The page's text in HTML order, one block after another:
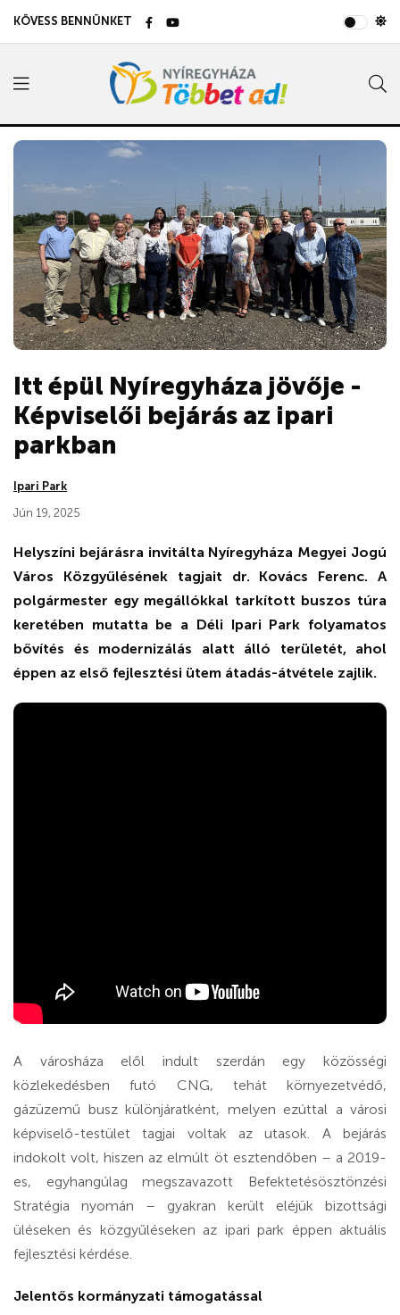
KÖVESS BENNÜNKET
Itt épül Nyíregyháza jövője -
Képviselői bejárás az ipari
parkban
Ipari Park
Jún 19, 2025
Helyszíni bejárásra invitálta Nyíregyháza Megyei Jogú
Város Közgyűlésének tagjait dr. Kovács Ferenc. A
polgármester egy megállókkal tarkított buszos túra
keretében mutatta be a Déli Ipari Park folyamatos
bővítés és modernizálás alatt álló területét, ahol
éppen az első fejlesztési ütem átadás-átvétele zajlik.
A városháza elől indult szerdán egy közösségi
közlekedésben futó CNG, tehát környezetvédő,
gázüzemű busz különjáratként, melyen ezúttal a városi
képviselő-testület tagjai voltak az utasok. A bejárás
indokolt volt, hiszen az elmúlt öt esztendőben – a 2019-
es, egyhangúlag megszavazott Befektetésösztönzési
Stratégia nyomán – gyakran került eléjük bizottsági
üléseken és közgyűléseken az ipari park éppen aktuális
fejlesztési kérdése.
Jelentős kormányzati támogatással